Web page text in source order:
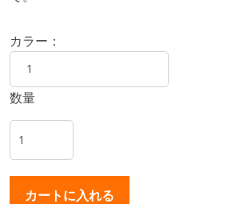
カラー：
数量